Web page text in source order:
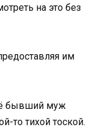
на это без
им
бывший муж
то тихой тоской.